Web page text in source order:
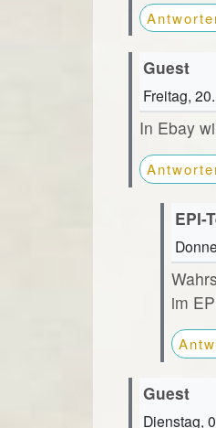
Guest
Freitag,
In Ebay
EPI-
im
Guest
Dienstag,